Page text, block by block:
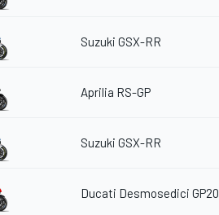
Suzuki GSX-RR
Aprilia RS-GP
Suzuki GSX-RR
Ducati Desmosedici GP20